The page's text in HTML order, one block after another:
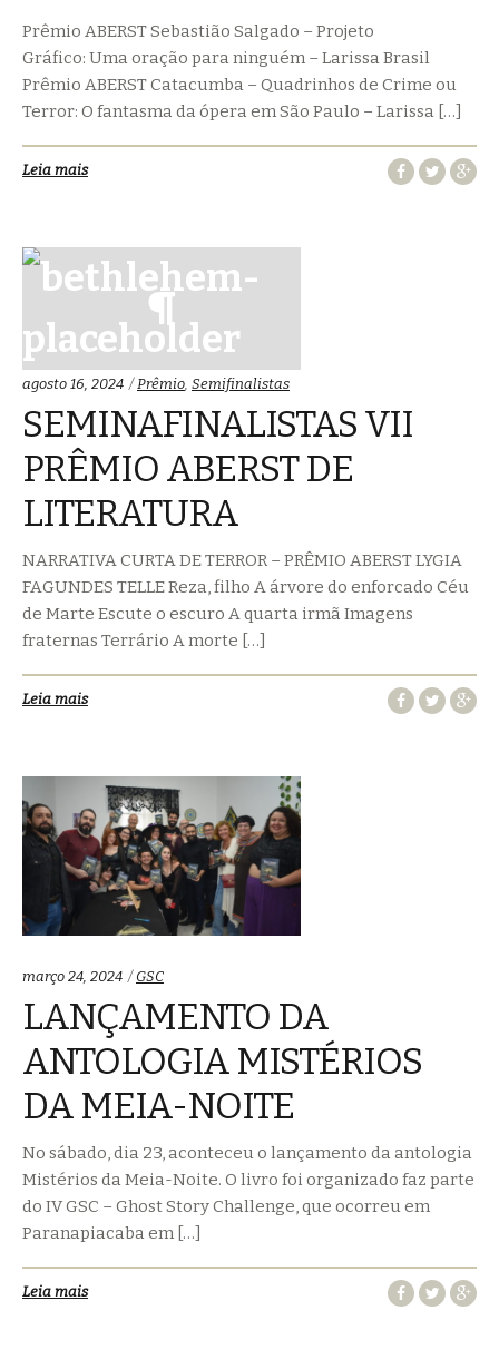
Prêmio ABERST Sebastião Salgado – Projeto
Gráfico: Uma oração para ninguém – Larissa Brasil
Prêmio ABERST Catacumba – Quadrinhos de Crime ou
Terror: O fantasma da ópera em São Paulo – Larissa […]
Leia mais
agosto 16, 2024 Categorias:
Prêmio Semifinalistas
SEMINAFINALISTAS VII
PRÊMIO ABERST DE
LITERATURA
NARRATIVA CURTA DE TERROR – PRÊMIO ABERST LYGIA
FAGUNDES TELLE Reza, filho A árvore do enforcado Céu
de Marte Escute o escuro A quarta irmã Imagens
fraternas Terrário A morte […]
Leia mais
março 24, 2024 Categorias:
GSC
LANÇAMENTO DA
ANTOLOGIA MISTÉRIOS
DA MEIA-NOITE
No sábado, dia 23, aconteceu o lançamento da antologia
Mistérios da Meia-Noite. O livro foi organizado faz parte
do IV GSC – Ghost Story Challenge, que ocorreu em
Paranapiacaba em […]
Leia mais